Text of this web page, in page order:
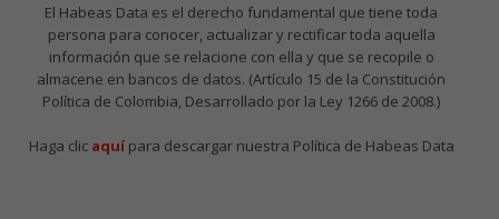
El Habeas Data es el derecho fundamental que tiene toda
persona para conocer, actualizar y rectificar toda aquella
información que se relacione con ella y que se recopile o
almacene en bancos de datos. (Artículo 15 de la Constitución
Política de Colombia, Desarrollado por la Ley 1266 de 2008.)
Haga clic aquípara descargar nuestra Política de Habeas Data